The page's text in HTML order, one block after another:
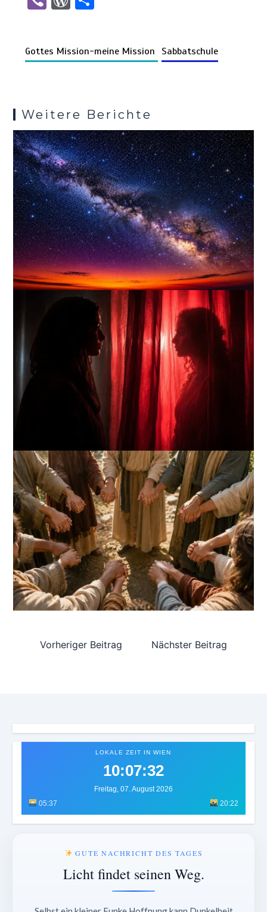
py
n
ce
o
t
A r
t
g a
Pr n
Gottes Mission-meine Mission Sabbatschule
Weitere Berichte
Vorheriger Beitrag Nächster Beitrag
LOKALE ZEIT IN WIEN
10:07:35
Freitag, 07. August 2026
05:37
20:22
GUTE NACHRICHT DES TAGES
Licht findet seinen Weg.